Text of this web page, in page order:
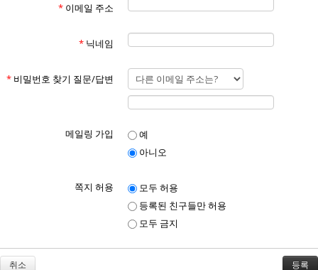
* 이메일 주소
* 닉네임
* 비밀번호 찾기 질문/답변
메일링 가입
예
아니오
쪽지 허용
모두 허용
등록된 친구들만 허용
모두 금지
취소